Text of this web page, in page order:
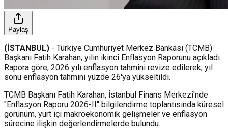
Paylaş
(İSTANBUL) - Türkiye Cumhuriyet Merkez Bankası (TCMB)
Başkanı Fatih Karahan, yılın ikinci Enflasyon Raporunu açıkladı.
Rapora göre, 2026 yılı enflasyon tahmini revize edilerek, yıl
sonu enflasyon tahmini yüzde 26'ya yükseltildi.
TCMB Başkanı Fatih Karahan, İstanbul Finans Merkezi'nde
"Enflasyon Raporu 2026-II" bilgilendirme toplantısında küresel
görünüm, yurt içi makroekonomik gelişmeler ve enflasyon
sürecine ilişkin değerlendirmelerde bulundu.